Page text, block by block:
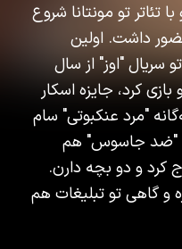
با تئاتر تو مونتانا شروع
داشت. اولین
ورنون شیلینگر تو سریال "اوز" از سال
یه معلم سخت‌گیر رو بازی کرد، جایزه اسکار
"مرد عنکبوتی" سام
"ضد جاسوس" هم
جاناتان با میشل شوماخر، کارگردان تئاتر، تو سال ۱۹۹۶ ازدواج کرد و دو بچه دارن.
گاهی تو تبلیغات هم